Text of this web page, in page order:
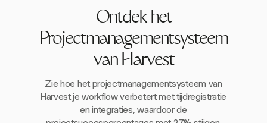
Ontdek het
Projectmanagementsysteem
van Harvest
Zie hoe het projectmanagementsysteem van
Harvest je workflow verbetert met tijdregistratie
en integraties, waardoor de